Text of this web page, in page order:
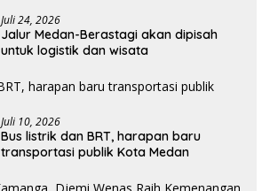
Juli 24, 2026
Jalur Medan-Berastagi akan dipisah
untuk logistik dan wisata
Juli 10, 2026
Bus listrik dan BRT, harapan baru
transportasi publik Kota Medan